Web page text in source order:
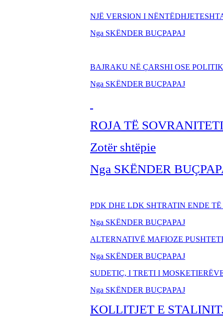
NJË VERSION I
Nga SKËNDER BUÇPAPAJ
BAJRAKU NË ÇARSHI OSE
Nga SKËNDER BUÇPAPAJ
ROJA TË
Zotër shtëpie
Nga SKËNDER
PDK DHE LDK SHTRATIN ENDE
Nga SKËNDER BUÇPAPAJ
ALTERNATIVË MAFIOZE
Nga SKËNDER BUÇPAPAJ
SUDETIÇ, I TRETI I
Nga SKËNDER BUÇPAPAJ
KOLLITJET E